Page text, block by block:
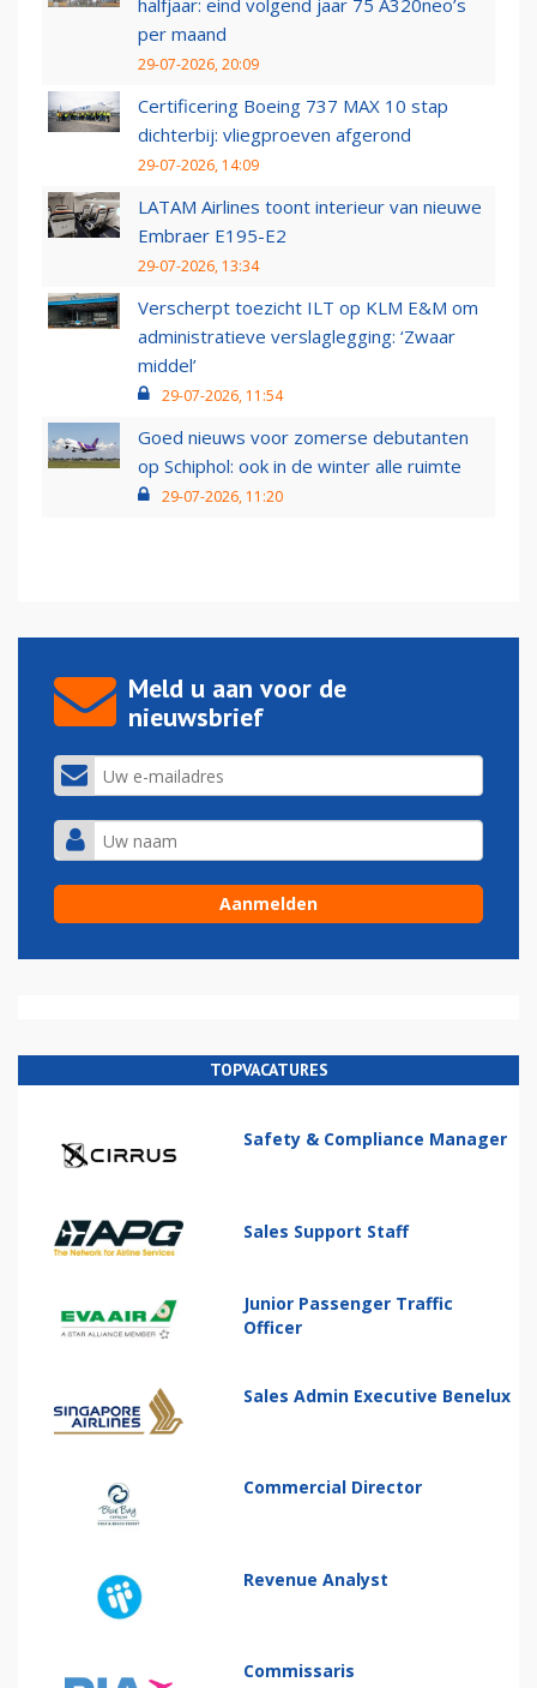
halfjaar: eind volgend jaar 75 A320neo’s
per maand
29-07-2026, 20:09
Certificering Boeing 737 MAX 10 stap
dichterbij: vliegproeven afgerond
29-07-2026, 14:09
LATAM Airlines toont interieur van nieuwe
Embraer E195-E2
29-07-2026, 13:34
Verscherpt toezicht ILT op KLM E&M om
administratieve verslaglegging: ‘Zwaar
middel’
29-07-2026, 11:54
Goed nieuws voor zomerse debutanten
op Schiphol: ook in de winter alle ruimte
29-07-2026, 11:20
Meld u aan voor de
nieuwsbrief
TOPVACATURES
Safety & Compliance Manager
Sales Support Staff
Junior Passenger Traffic
Officer
Sales Admin Executive Benelux
Commercial Director
Revenue Analyst
Commissaris